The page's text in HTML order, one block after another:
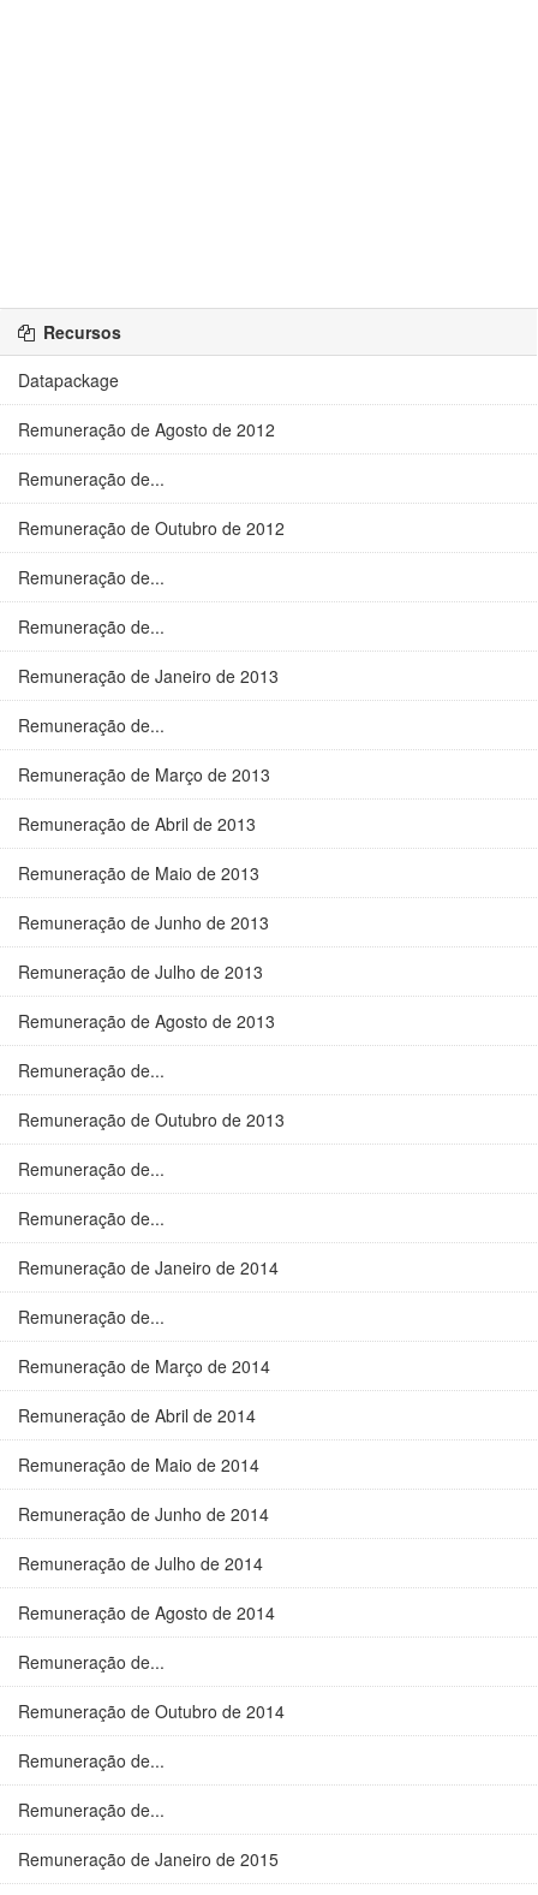
Recursos
Datapackage
Remuneração de Agosto de 2012
Remuneração de...
Remuneração de Outubro de 2012
Remuneração de...
Remuneração de...
Remuneração de Janeiro de 2013
Remuneração de...
Remuneração de Março de 2013
Remuneração de Abril de 2013
Remuneração de Maio de 2013
Remuneração de Junho de 2013
Remuneração de Julho de 2013
Remuneração de Agosto de 2013
Remuneração de...
Remuneração de Outubro de 2013
Remuneração de...
Remuneração de...
Remuneração de Janeiro de 2014
Remuneração de...
Remuneração de Março de 2014
Remuneração de Abril de 2014
Remuneração de Maio de 2014
Remuneração de Junho de 2014
Remuneração de Julho de 2014
Remuneração de Agosto de 2014
Remuneração de...
Remuneração de Outubro de 2014
Remuneração de...
Remuneração de...
Remuneração de Janeiro de 2015